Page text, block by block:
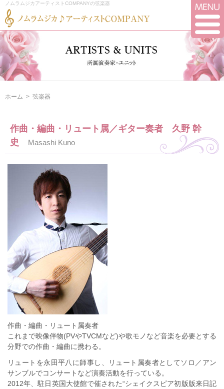
ノムラムジカアーティストCOMPANYの弦楽器
ホーム > 弦楽器
作曲・編曲・リュート属／ギター奏者 久野 幹
史
Masashi Kuno
作曲・編曲・リュート属奏者
これまで映像伴物(PVやTVCMなど)や歌モノなど音楽を必要とする
分野での作曲・編曲に携わる。
リュートを永田平八に師事し、リュート属奏者としてソロ／アン
サンブルでコンサートなど演奏活動を行っている。
2012年、駐日英国大使館で催された“シェイクスピア初版版来日記